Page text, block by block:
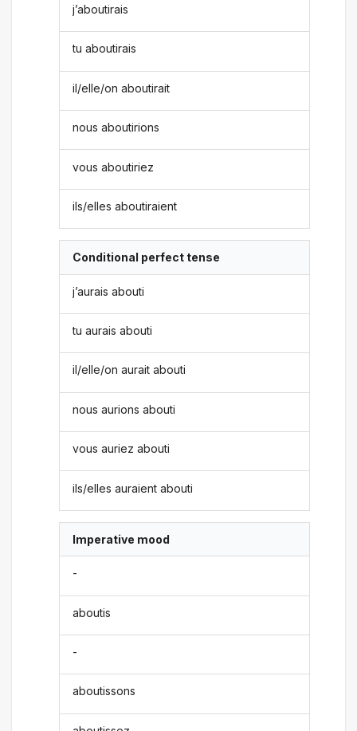
j’aboutirais
tu aboutirais
il/elle/on aboutirait
nous aboutirions
vous aboutiriez
ils/elles aboutiraient
Conditional perfect tense
j’aurais abouti
tu aurais abouti
il/elle/on aurait abouti
nous aurions abouti
vous auriez abouti
ils/elles auraient abouti
Imperative mood
-
aboutis
-
aboutissons